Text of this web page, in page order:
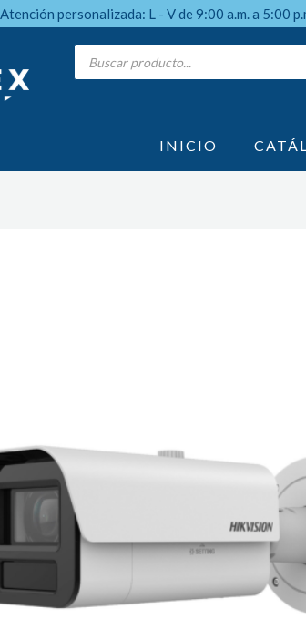
Atención personalizada: L - V de 9:00 a.m. a 5:00
Products
search
INICIO